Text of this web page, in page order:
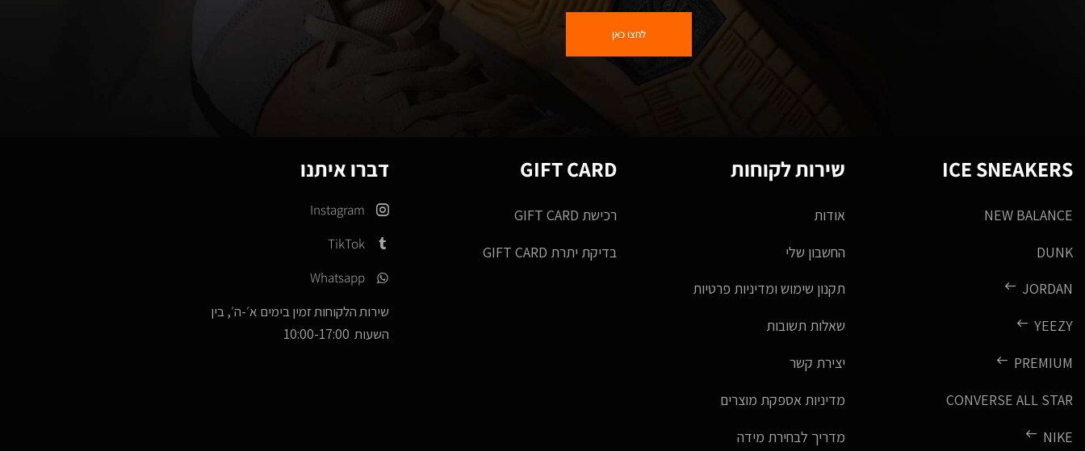
לחצו כאן
ICE SNEAKERS
NEW BALANCE
DUNK
JORDAN
YEEZY
PREMIUM
CONVERSE ALL STAR
NIKE
שירות לקוחות
אודות
החשבון שלי
תקנון שימוש ומדיניות פרטיות
שאלות תשובות
יצירת קשר
מדיניות אספקת מוצרים
מדריך לבחירת מידה
GIFT CARD
רכישת GIFT CARD
בדיקת יתרת GIFT CARD
דברו איתנו
Instagram
TikTok
Whatsapp
שירות הלקוחות זמין בימים א׳-ה׳, בין
השעות 10:00-17:00